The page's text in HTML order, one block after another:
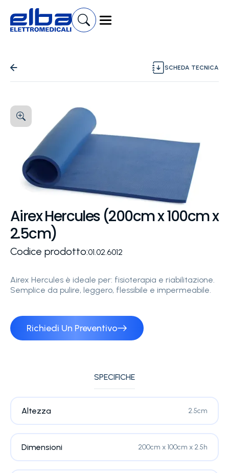
SCHEDA TECNICA
Airex Hercules (200cm x 100cm x
2.5cm)
Codice prodotto:01.02.6012
Airex Hercules è ideale per: fisioterapia e riabilitazione.
Semplice da pulire, leggero, flessibile e impermeabile.
Richiedi Un Preventivo
SPECIFICHE
Altezza 2.5cm
Dimensioni 200cm x 100cm x 2.5h